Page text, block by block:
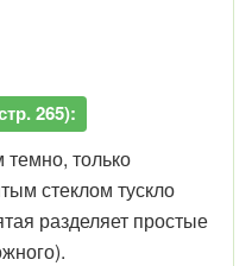
265):
только
стеклом тускло
разделяет простые